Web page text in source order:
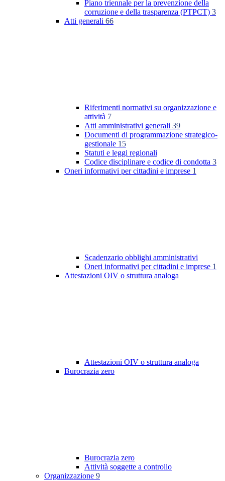
Piano triennale per la prevenzione della
corruzione e della trasparenza (PTPCT) 3
Atti generali 66
Riferimenti normativi su organizzazione e
attività 7
Atti amministrativi generali 39
Documenti di programmazione strategico-
gestionale 15
Statuti e leggi regionali
Codice disciplinare e codice di condotta 3
Oneri informativi per cittadini e imprese 1
Scadenzario obblighi amministrativi
Oneri informativi per cittadini e imprese 1
Attestazioni OIV o struttura analoga
Attestazioni OIV o struttura analoga
Burocrazia zero
Burocrazia zero
Attività soggette a controllo
Organizzazione 9